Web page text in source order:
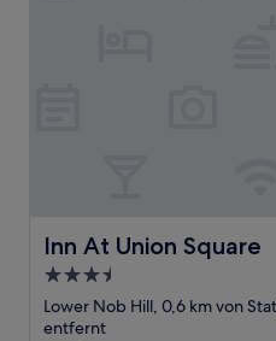
Inn At Union Square
Inn At Union Square
3.5-
Sterne-
Unterkunft
Lower Nob Hill, 0,6 km von
entfernt